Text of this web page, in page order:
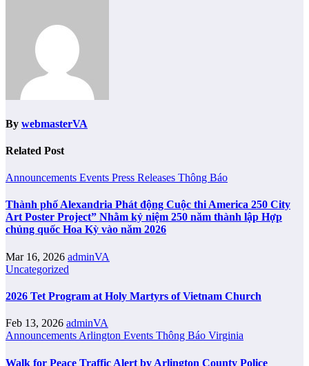
By webmasterVA
Related Post
Announcements Events Press Releases Thông Báo
Thành phố Alexandria Phát động Cuộc thi America 250 City
Art Poster Project” Nhằm kỷ niệm 250 năm thành lập Hợp
chủng quốc Hoa Kỳ vào năm 2026
Mar 16, 2026 adminVA
Uncategorized
2026 Tet Program at Holy Martyrs of Vietnam Church
Feb 13, 2026 adminVA
Announcements Arlington Events Thông Báo Virginia
Walk for Peace Traffic Alert by Arlington County Police